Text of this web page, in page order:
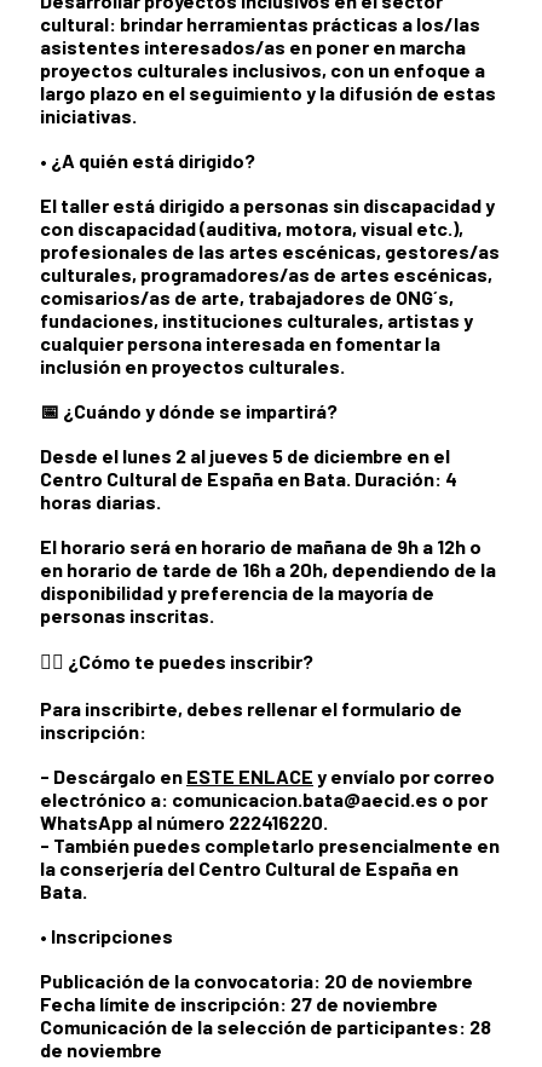
cultural: brindar herramientas prácticas a los/las
asistentes interesados/as en poner en marcha
proyectos culturales inclusivos, con un enfoque a
largo plazo en el seguimiento y la difusión de estas
iniciativas.
• ¿A quién está dirigido?
El taller está dirigido a personas sin discapacidad y
con discapacidad (auditiva, motora, visual etc.),
profesionales de las artes escénicas, gestores/as
culturales, programadores/as de artes escénicas,
comisarios/as de arte, trabajadores de ONG´s,
fundaciones, instituciones culturales, artistas y
cualquier persona interesada en fomentar la
inclusión en proyectos culturales.
📅 ¿Cuándo y dónde se impartirá?
Desde el lunes 2 al jueves 5 de diciembre en el
Centro Cultural de España en Bata. Duración: 4
horas diarias.
El horario será en horario de mañana de 9h a 12h o
en horario de tarde de 16h a 20h, dependiendo de la
disponibilidad y preferencia de la mayoría de
personas inscritas.
✍🏾 ¿Cómo te puedes inscribir?
Para inscribirte, debes rellenar el formulario de
inscripción:
- Descárgalo en ESTE ENLACE y envíalo por correo
electrónico a: comunicacion.bata@aecid.es o por
WhatsApp al número 222416220.
- También puedes completarlo presencialmente en
la conserjería del Centro Cultural de España en
Bata.
• Inscripciones
Publicación de la convocatoria: 20 de noviembre
Fecha límite de inscripción: 27 de noviembre
Comunicación de la selección de participantes: 28
de noviembre